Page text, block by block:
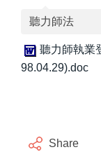
聽力師法
聽力師執業
98.04.29).doc
Share